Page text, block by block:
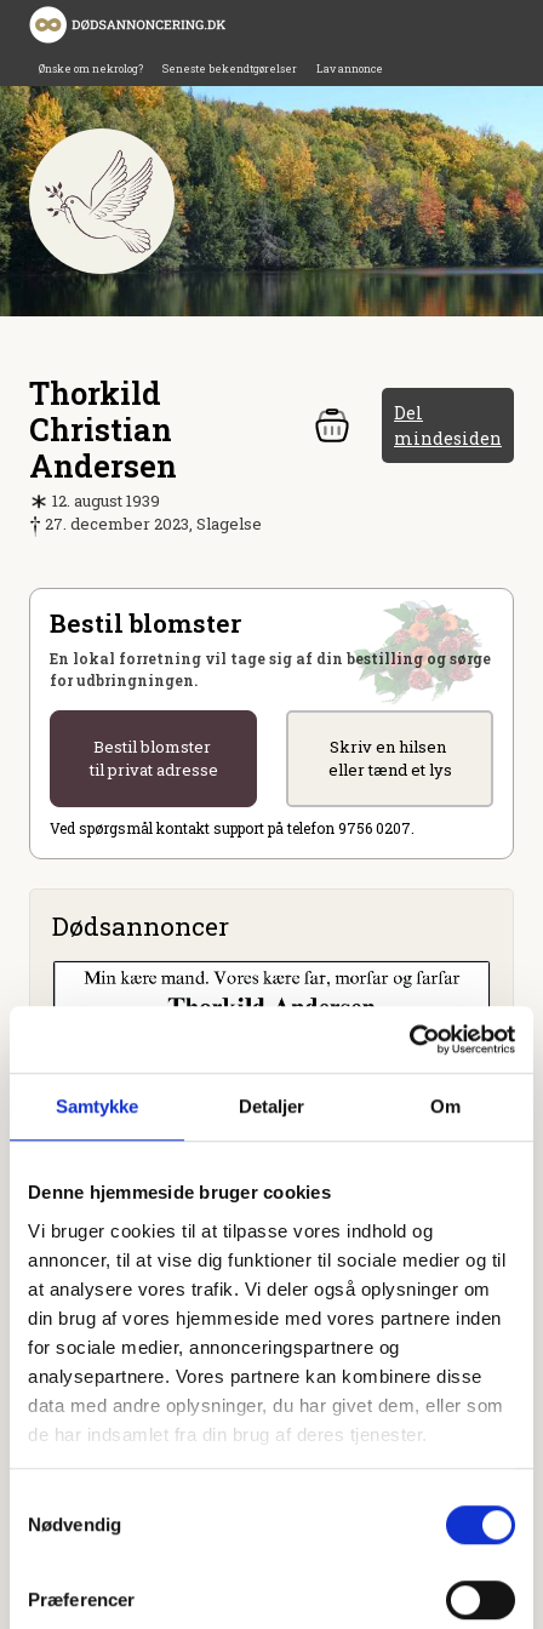
Samtykke Detaljer Om
Denne hjemmeside bruger cookies
Vi bruger cookies til at tilpasse vores indhold og
annoncer, til at vise dig funktioner til sociale medier og til
at analysere vores trafik. Vi deler også oplysninger om
din brug af vores hjemmeside med vores partnere inden
for sociale medier, annonceringspartnere og
analysepartnere. Vores partnere kan kombinere disse
data med andre oplysninger, du har givet dem, eller som
de har indsamlet fra din brug af deres tjenester.
Nødvendig
Præferencer
Ønske om nekrolog? Seneste bekendtgørelser Lav annonce
Thorkild
Christian
Andersen
Del
mindesiden
12. august 1939
27. december 2023, Slagelse
Bestil blomster
En lokal forretning vil tage sig af din bestilling og sørge
for udbringningen.
Bestil blomster
til privat adresse
Skriv en hilsen
eller tænd et lys
Ved spørgsmål kontakt support på telefon 9756 0207.
Dødsannoncer
Offentligtgjort i UgeAvisen Slagelse d. 3. januar 2024
Højtideligheden
Fredagd. 5. januar 2024 kl. 10.00
Sct. Peders Kapel
Hans Tausensgade 19 B, 4200 Slagelse
contributors